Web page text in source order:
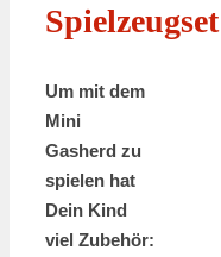
Spielzeugset
Um mit dem
Mini
Gasherd zu
spielen hat
Dein Kind
viel Zubehör: